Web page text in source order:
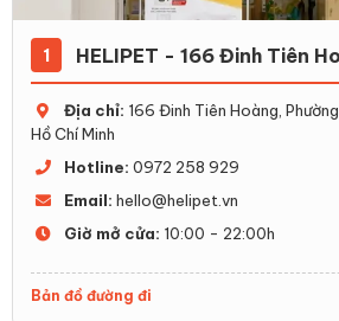
chăm sóc lông chuyên dụng như
cắt tỉa, máy hút lông,... để việc
nhà trở nên dễ dàng, tiết kiệm
hơn.
1 HELIPET - 166 Đinh Tiên
Địa chỉ: 166 Đinh Tiên Hoàng,
Hồ Chí Minh
Hotline: 0972 258 929
Email: hello@helipet.vn
Giờ mở cửa: 10:00 - 22:00h
Bản đồ đường đi